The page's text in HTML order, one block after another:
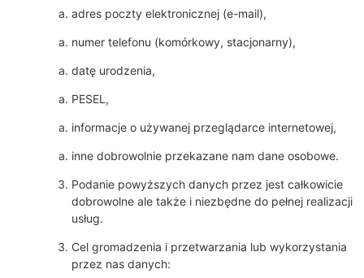
adres poczty elektronicznej (e-mail),
numer telefonu (komórkowy, stacjonarny),
datę urodzenia,
PESEL,
informacje o używanej przeglądarce internetowej,
inne dobrowolnie przekazane nam dane osobowe.
Podanie powyższych danych przez jest całkowicie
dobrowolne ale także i niezbędne do pełnej realizacji
usług.
Cel gromadzenia i przetwarzania lub wykorzystania
przez nas danych: